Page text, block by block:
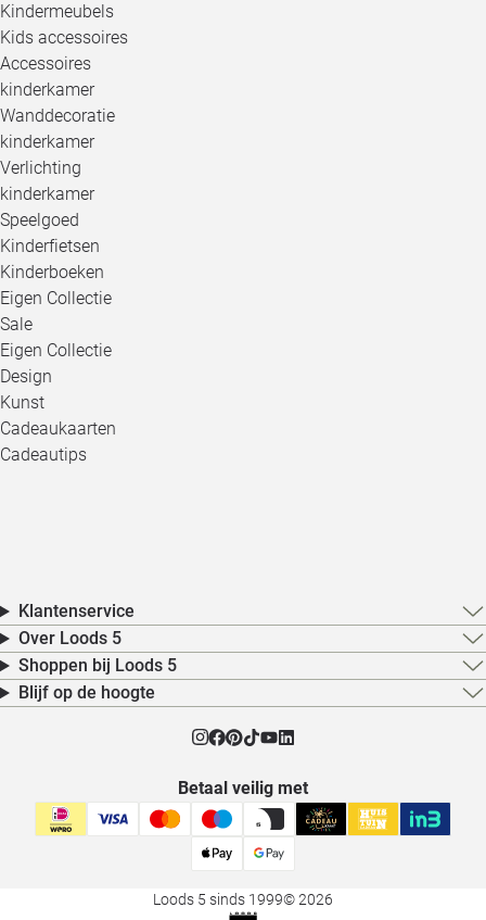
Kindermeubels
Kids accessoires
Accessoires
kinderkamer
Wanddecoratie
kinderkamer
Verlichting
kinderkamer
Speelgoed
Kinderfietsen
Kinderboeken
Eigen Collectie
Sale
Eigen Collectie
Design
Kunst
Cadeaukaarten
Cadeautips
Klantenservice
Over Loods 5
Shoppen bij Loods 5
Blijf op de hoogte
Betaal veilig met
Loods 5 sinds 1999© 2026